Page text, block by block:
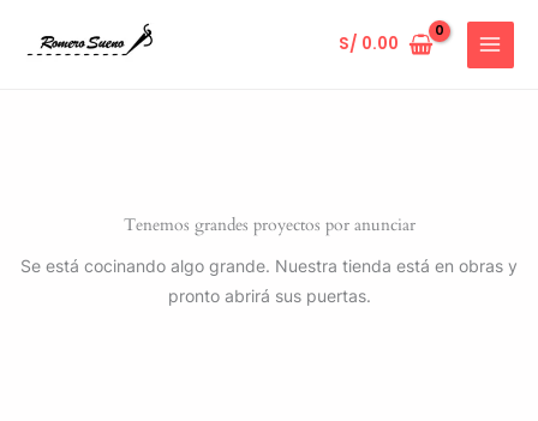
S/ 0.00
Tenemos grandes proyectos por anunciar
Se está cocinando algo grande. Nuestra tienda está en obras y
pronto abrirá sus puertas.